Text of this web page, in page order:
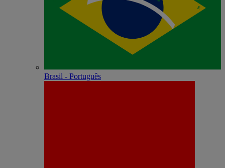
Brasil - Português